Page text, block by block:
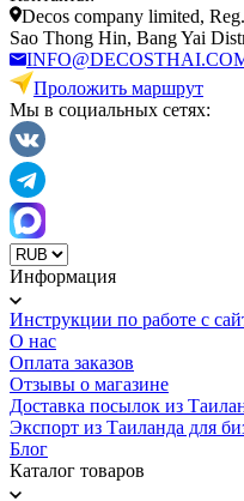
Decos company limited,
Sao Thong Hin, Bang Yai
Проложить маршрут
Мы в социальных сетях:
Информация
Инструкции по работе с
О нас
Оплата заказов
Отзывы о магазине
Доставка посылок из
Экспорт из Таиланда для
Блог
Каталог товаров